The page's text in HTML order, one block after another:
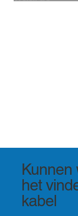
Kunnen
het
kabel